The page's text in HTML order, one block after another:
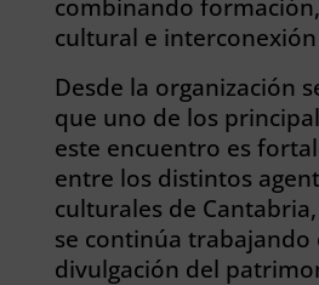
combinando
cultural e
Desde la organización
que uno de los
este encuentro es
entre los distintos
culturales de
se continúa trabajando
divulgación del